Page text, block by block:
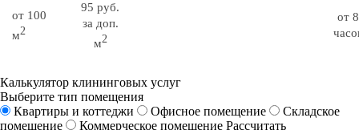
от 100
м2
95 руб.
за доп.
м2
от 8
Калькулятор клининговых услуг
Выберите тип помещения
Квартиры и коттеджи
Офисное помещение
Складское
помещение
Коммерческое помещение Рассчитать